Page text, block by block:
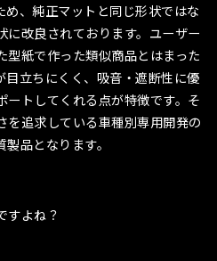
め、純正マットと同じ形状ではな
に改良されております。ユーザー
型紙で作った類似商品とはまった
目立ちにくく、吸音・遮断性に優
トしてくれる点が特徴です。そ
を追求している車種別専用開発の
品となります。
すよね？